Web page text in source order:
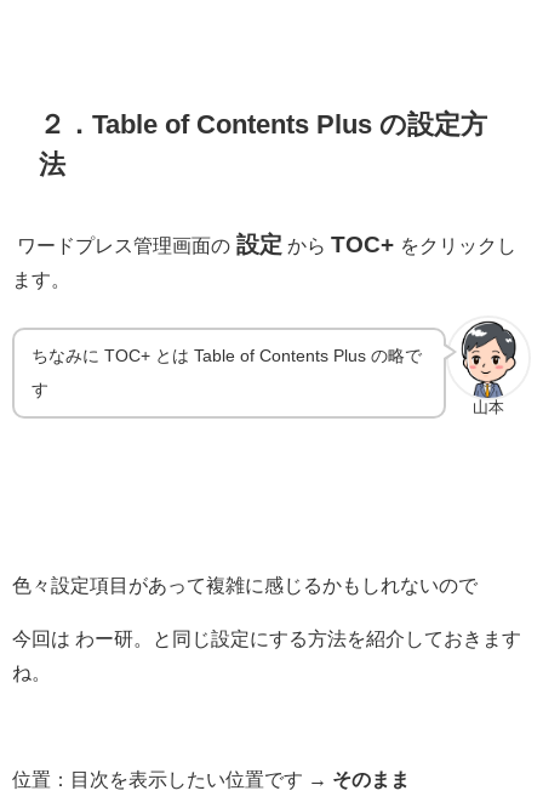
２．Table of Contents Plus の設定方
法
ワードプレス管理画面の 設定 から TOC+ をクリックし
ます。
山本
ちなみに TOC+ とは Table of Contents Plus の略で
す
色々設定項目があって複雑に感じるかもしれないので
今回は わー研。と同じ設定にする方法を紹介しておきます
ね。
位置：目次を表示したい位置です → そのまま